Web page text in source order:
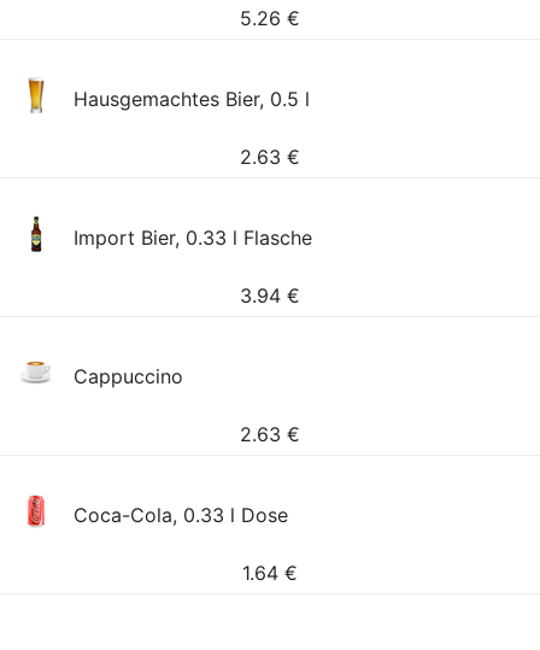
5.26 €
Hausgemachtes Bier, 0.5 l
2.63 €
Import Bier, 0.33 l Flasche
3.94 €
Cappuccino
2.63 €
Coca-Cola, 0.33 l Dose
1.64 €